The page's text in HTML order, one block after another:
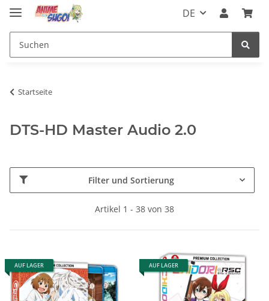
DE
Startseite
DTS-HD Master Audio 2.0
Filter und Sortierung
Artikel 1 - 38 von 38
AUF LAGER AUF LAGER